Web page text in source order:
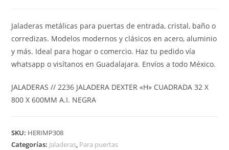
Jaladeras metálicas para puertas de entrada, cristal, baño o
corredizas. Modelos modernos y clásicos en acero, aluminio
y más. Ideal para hogar o comercio. Haz tu pedido vía
whatsapp o visítanos en Guadalajara. Envíos a todo México.
JALADERAS // 2236 JALADERA DEXTER «H» CUADRADA 32 X
800 X 600MM A.I. NEGRA
SKU: HERIMP308
Categorías: Jaladeras, Para puertas